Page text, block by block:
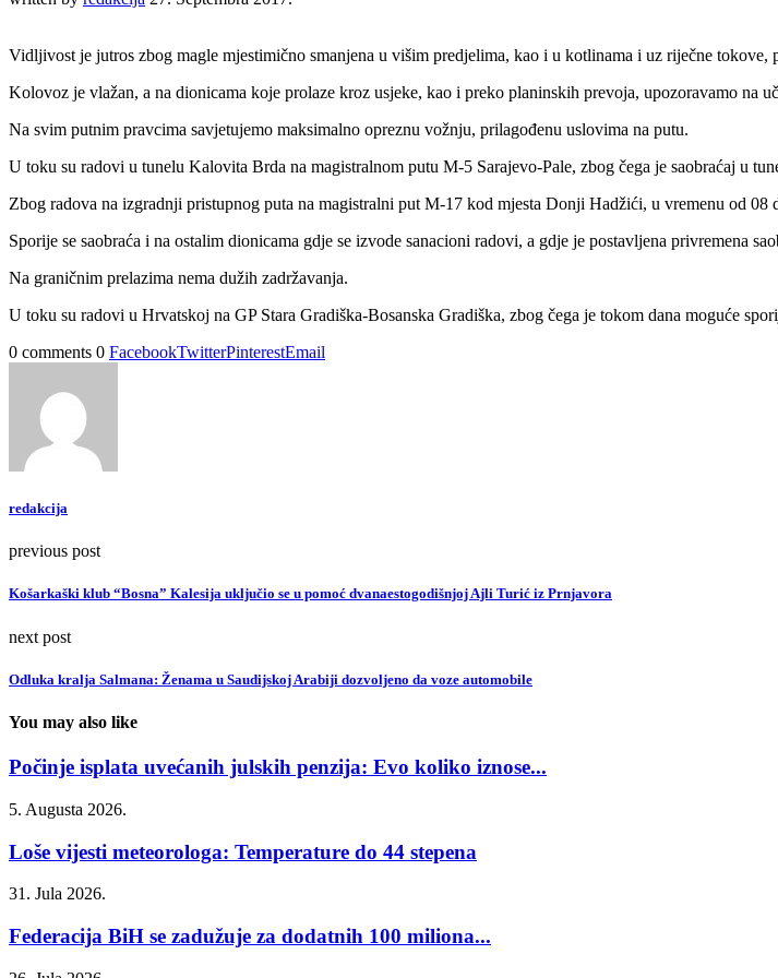
Vidljivost je jutros zbog magle mjestimično smanjena u višim predjelima, kao i u kotlinama i uz riječne tokove,
Kolovoz je vlažan, a na dionicama koje prolaze kroz usjeke, kao i preko planinskih prevoja, upozoravamo na
Na svim putnim pravcima savjetujemo maksimalno opreznu vožnju, prilagođenu uslovima na putu.
U toku su radovi u tunelu Kalovita Brda na magistralnom putu M-5 Sarajevo-Pale, zbog čega je saobraćaj u
Zbog radova na izgradnji pristupnog puta na magistralni put M-17 kod mjesta Donji Hadžići, u vremenu od 08
Sporije se saobraća i na ostalim dionicama gdje se izvode sanacioni radovi, a gdje je postavljena privremena
Na graničnim prelazima nema dužih zadržavanja.
U toku su radovi u Hrvatskoj na GP Stara Gradiška-Bosanska Gradiška, zbog čega je tokom dana moguće
0 comments 0 FacebookTwitterPinterestEmail
redakcija
previous post
Košarkaški klub “Bosna” Kalesija uključio se u pomoć dvanaestogodišnjoj Ajli Turić iz Prnjavora
next post
Odluka kralja Salmana: Ženama u Saudijskoj Arabiji dozvoljeno da voze automobile
You may also like
Počinje isplata uvećanih julskih penzija: Evo koliko iznose...
5. Augusta 2026.
Loše vijesti meteorologa: Temperature do 44 stepena
31. Jula 2026.
Federacija BiH se zadužuje za dodatnih 100 miliona...